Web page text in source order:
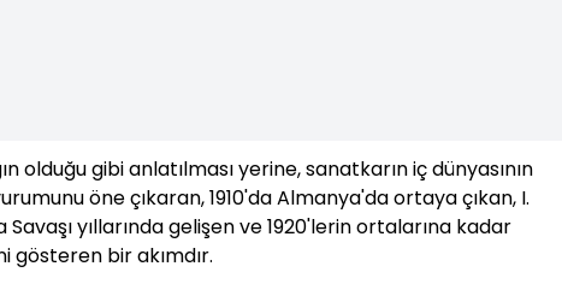
olduğu gibi anlatılması yerine, sanatkarın iç dünyasının
öne çıkaran, 1910'da Almanya'da ortaya çıkan, I.
Savaşı yıllarında gelişen ve 1920'lerin ortalarına kadar
gösteren bir akımdır.